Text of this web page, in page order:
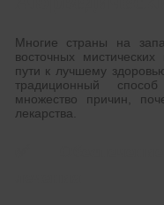
Многие страны на
восточных
пути к лучшему
традиционный
множество причин,
лекарства.